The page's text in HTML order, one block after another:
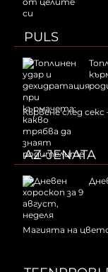
PULS
Кървене след
AZ-JENATA
Магията на